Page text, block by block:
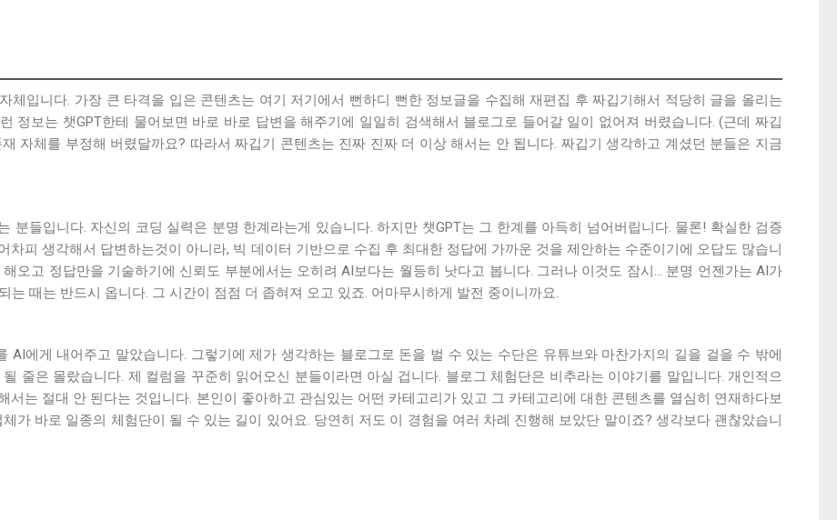
체입니다. 가장 큰 타격을 입은 콘텐츠는 여기 저기에서 뻔하디 뻔한 정보글을 수집해 재편집 후 짜깁기해서 적당히 글을 올리는
정보는 챗GPT한테 물어보면 바로 바로 답변을 해주기에 일일히 검색해서 블로그로 들어갈 일이 없어져 버렸습니다. (근데 짜깁
자체를 부정해 버렸달까요? 따라서 짜깁기 콘텐츠는 진짜 진짜 더 이상 해서는 안 됩니다. 짜깁기 생각하고 계셨던 분들은 지금
분들입니다. 자신의 코딩 실력은 분명 한계라는게 있습니다. 하지만 챗GPT는 그 한계를 아득히 넘어버립니다. 물론! 확실한 검증
차피 생각해서 답변하는것이 아니라, 빅 데이터 기반으로 수집 후 최대한 정답에 가까운 것을 제안하는 수준이기에 오답도 많습니
오고 정답만을 기술하기에 신뢰도 부분에서는 오히려 AI보다는 월등히 낫다고 봅니다. 그러나 이것도 잠시... 분명 언젠가는 AI가
때는 반드시 옵니다. 그 시간이 점점 더 좁혀져 오고 있죠. 어마무시하게 발전 중이니까요.
AI에게 내어주고 말았습니다. 그렇기에 제가 생각하는 블로그로 돈을 벌 수 있는 수단은 유튜브와 마찬가지의 길을 걸을 수 밖에
줄은 몰랐습니다. 제 컬럼을 꾸준히 읽어오신 분들이라면 아실 겁니다. 블로그 체험단은 비추라는 이야기를 말입니다. 개인적으
서는 절대 안 된다는 것입니다. 본인이 좋아하고 관심있는 어떤 카테고리가 있고 그 카테고리에 대한 콘텐츠를 열심히 연재하다보
가 바로 일종의 체험단이 될 수 있는 길이 있어요. 당연히 저도 이 경험을 여러 차례 진행해 보았단 말이죠? 생각보다 괜찮았습니